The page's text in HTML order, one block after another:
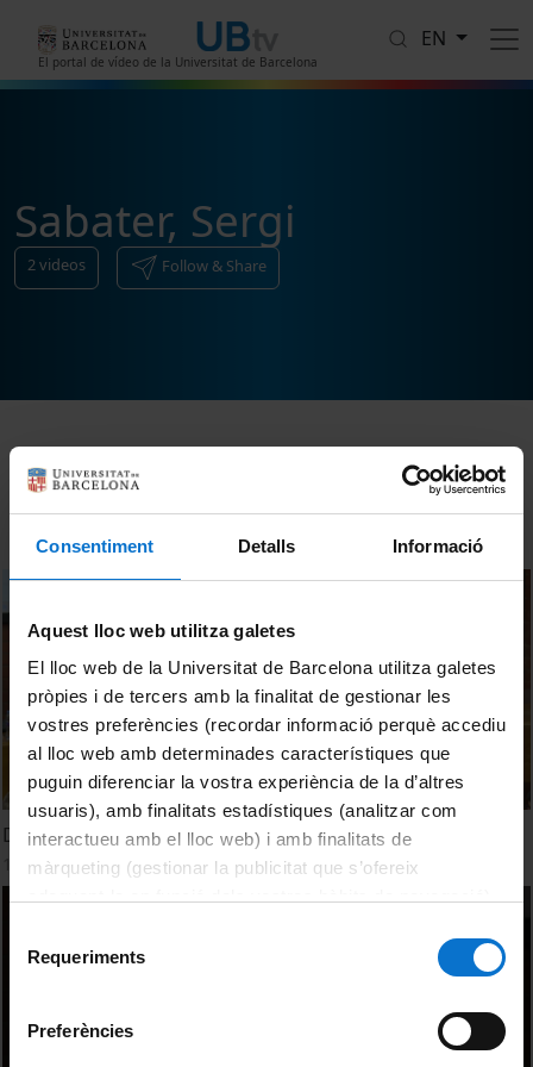
Consentiment Detalls Informació
Aquest lloc web utilitza galetes
El lloc web de la Universitat de Barcelona utilitza galetes
pròpies i de tercers amb la finalitat de gestionar les
vostres preferències (recordar informació perquè accediu
al lloc web amb determinades característiques que
puguin diferenciar la vostra experiència de la d’altres
usuaris), amb finalitats estadístiques (analitzar com
interactueu amb el lloc web) i amb finalitats de
màrqueting (gestionar la publicitat que s’ofereix
consultar laPolítica de galetes del lloc web de la
Requeriments
Preferències
El portal de vídeo de la Universitat de Barcelona
EN
Sabater, Sergi
2videos Follow & Share
Sort
Debate
17 January, 2019